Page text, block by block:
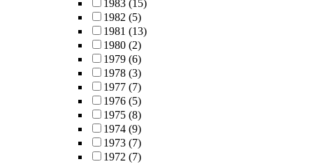
1983 (15)
1982 (5)
1981 (13)
1980 (2)
1979 (6)
1978 (3)
1977 (7)
1976 (5)
1975 (8)
1974 (9)
1973 (7)
1972 (7)